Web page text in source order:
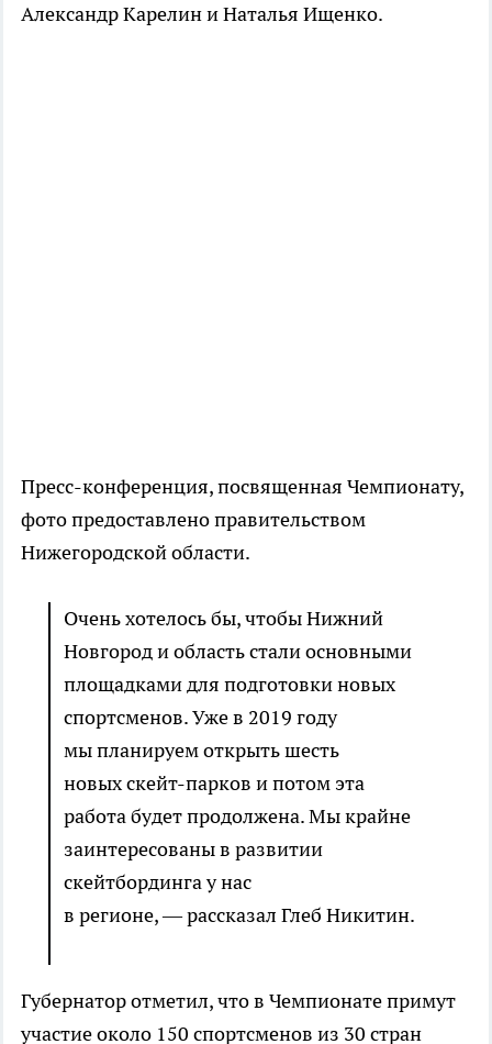
Александр Карелин и Наталья Ищенко.
Пресс-конференция, посвященная Чемпионату,
фото предоставлено правительством
Нижегородской области.
Очень хотелось бы, чтобы Нижний
Новгород и область стали основными
площадками для подготовки новых
спортсменов. Уже в 2019 году
мы планируем открыть шесть
новых скейт-парков и потом эта
работа будет продолжена. Мы крайне
заинтересованы в развитии
скейтбординга у нас
в регионе, — рассказал Глеб Никитин.
Губернатор отметил, что в Чемпионате примут
участие около 150 спортсменов из 30 стран